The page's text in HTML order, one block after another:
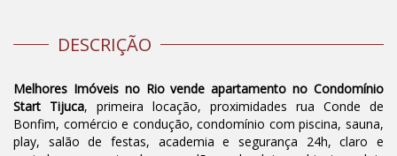
DESCRIÇÃO
Melhores Imóveis no Rio vende apartamento no Condomínio
Start Tijuca, primeira locação, proximidades rua Conde de
Bonfim, comércio e condução, condomínio com piscina, sauna,
play, salão de festas, academia e segurança 24h, claro e